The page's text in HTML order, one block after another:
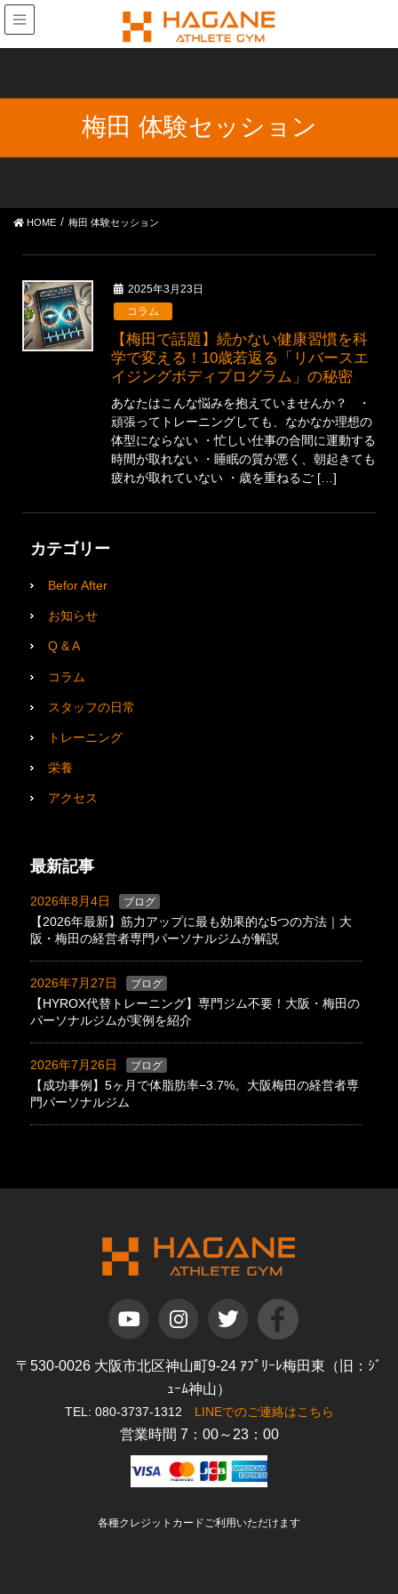
梅田 体験セッション
HOME 梅田 体験セッション
2025年3月23日
コラム
【梅田で話題】続かない健康習慣を科
学で変える！10歳若返る「リバースエ
イジングボディプログラム」の秘密
あなたはこんな悩みを抱えていませんか？ ・
頑張ってトレーニングしても、なかなか理想の
体型にならない ・忙しい仕事の合間に運動する
時間が取れない ・睡眠の質が悪く、朝起きても
疲れが取れていない ・歳を重ねるご […]
カテゴリー
Befor After
お知らせ
Q & A
コラム
スタッフの日常
トレーニング
栄養
アクセス
最新記事
2026年8月4日 ブログ
【2026年最新】筋力アップに最も効果的な5つの方法｜大
阪・梅田の経営者専門パーソナルジムが解説
2026年7月27日 ブログ
【HYROX代替トレーニング】専門ジム不要！大阪・梅田の
パーソナルジムが実例を紹介
2026年7月26日 ブログ
【成功事例】5ヶ月で体脂肪率−3.7%。大阪梅田の経営者専
門パーソナルジム
〒530-0026 大阪市北区神山町9-24 ｱﾌﾟﾘｰﾚ梅田東（旧：ｼﾞ
ｭｰﾑ神山）
TEL: 080-3737-1312 LINEでのご連絡はこちら
営業時間 7：00～23：00
各種クレジットカードご利用いただけます